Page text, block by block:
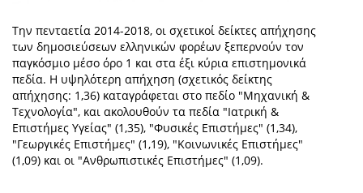
Την πενταετία 2014-2018, οι σχετικοί δείκτες απήχησης
των δημοσιεύσεων ελληνικών φορέων ξεπερνούν τον
παγκόσμιο μέσο όρο 1 και στα έξι κύρια επιστημονικά
πεδία. Η υψηλότερη απήχηση (σχετικός δείκτης
απήχησης: 1,36) καταγράφεται στο πεδίο "Μηχανική &
Τεχνολογία", και ακολουθούν τα πεδία "Ιατρική &
Επιστήμες Υγείας" (1,35), "Φυσικές Επιστήμες" (1,34),
"Γεωργικές Επιστήμες" (1,19), "Κοινωνικές Επιστήμες"
(1,09) και οι "Ανθρωπιστικές Επιστήμες" (1,09).